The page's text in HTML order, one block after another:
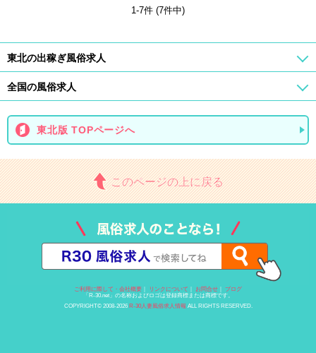
1-7件 (7件中)
東北の出稼ぎ風俗求人
全国の風俗求人
東北版 TOPページへ
このページの上に戻る
ご利用に際して・会社概要 ｜ リンクについて ｜ お問合せ ｜ ブログ
「R-30.net」の名称およびロゴは登録商標または商標です。
COPYRIGHT© 2008-2026 R-30人妻風俗求人情報 ALL RIGHTS RESERVED.